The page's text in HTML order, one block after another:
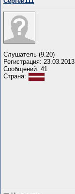
Слушатель (9.20)
Регистрация: 23.03.2013
Сообщений: 41
Страна: